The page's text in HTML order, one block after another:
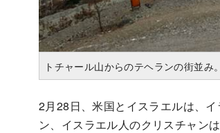
トチャール山からのテヘランの街
2月28日、米国とイスラエルは、
ン、イスラエル人のクリスチャン